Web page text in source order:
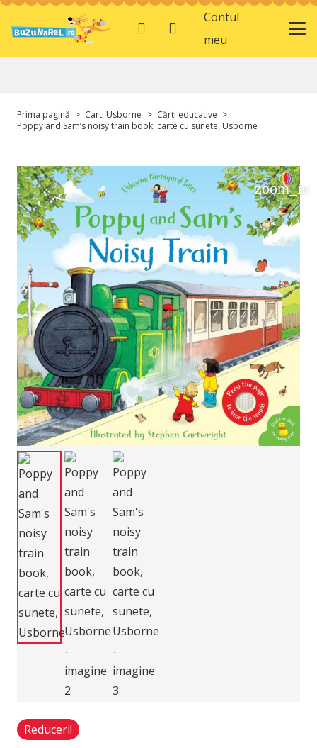
Contul
meu
Prima pagină > Carti Usborne > Cărți educative >
Poppy and Sam’s noisy train book, carte cu sunete, Usborne
Reduceri!